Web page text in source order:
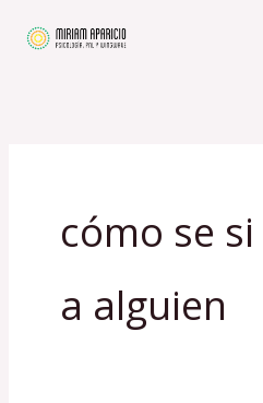
cómo se
a alguien